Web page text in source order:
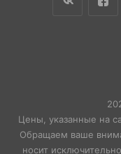
Цены, указанные на
Обращаем ваше
носит